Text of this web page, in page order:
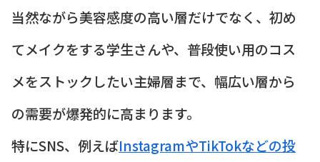
当然ながら美容感度の高い層だけでなく、初め
てメイクをする学生さんや、普段使い用のコス
メをストックしたい主婦層まで、幅広い層から
の需要が爆発的に高まります。
特にSNS、例えばInstagramやTikTokなどの投